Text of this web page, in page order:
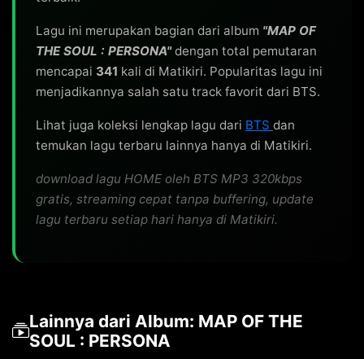
Lagu ini merupakan bagian dari album "MAP OF
THE SOUL : PERSONA"dengan total pemutaran
mencapai 341 kali di Matikiri. Popularitas lagu ini
menjadikannya salah satu track favorit dari BTS.
Lihat juga koleksi lengkap lagu dari BTS dan
temukan lagu terbaru lainnya hanya di Matikiri.
download lagu HOME oleh BTS MP3 320kbps
gratis, streaming cepat tanpa buffering, update
lagu terbaru setiap hari hanya di Matikiri.
Lainnya dari Album: MAP OF THE
SOUL : PERSONA